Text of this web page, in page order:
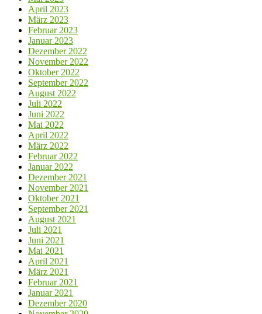
April 2023
März 2023
Februar 2023
Januar 2023
Dezember 2022
November 2022
Oktober 2022
September 2022
August 2022
Juli 2022
Juni 2022
Mai 2022
April 2022
März 2022
Februar 2022
Januar 2022
Dezember 2021
November 2021
Oktober 2021
September 2021
August 2021
Juli 2021
Juni 2021
Mai 2021
April 2021
März 2021
Februar 2021
Januar 2021
Dezember 2020